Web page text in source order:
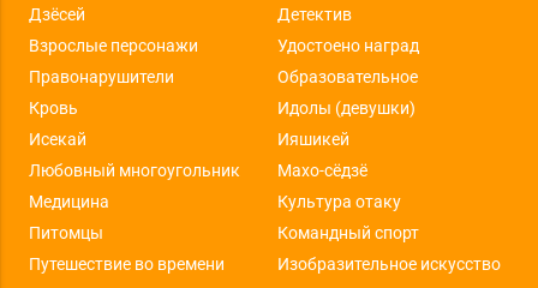
Дзёсей
Детектив
Взрослые персонажи
Удостоено наград
Правонарушители
Образовательное
Кровь
Идолы (девушки)
Исекай
Ияшикей
Любовный многоугольник
Махо-сёдзё
Медицина
Культура отаку
Питомцы
Командный спорт
Путешествие во времени
Изобразительное искусство